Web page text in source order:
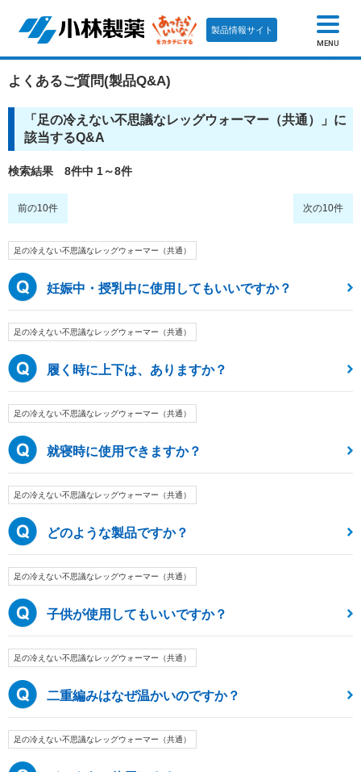
製品情報サイト
MENU
よくあるご質問(製品Q&A)
「 足の冷えない不思議なレッグウォーマー（共通）
」に
該当するQ&A
検索結果 8件中 1～8件
前の10件 次の10件
足の冷えない不思議なレッグウォーマー（共通）
妊娠中・授乳中に使用してもいいですか？
足の冷えない不思議なレッグウォーマー（共通）
履く時に上下は、ありますか？
足の冷えない不思議なレッグウォーマー（共通）
就寝時に使用できますか？
足の冷えない不思議なレッグウォーマー（共通）
どのような製品ですか？
足の冷えない不思議なレッグウォーマー（共通）
子供が使用してもいいですか？
足の冷えない不思議なレッグウォーマー（共通）
二重編みはなぜ温かいのですか？
足の冷えない不思議なレッグウォーマー（共通）